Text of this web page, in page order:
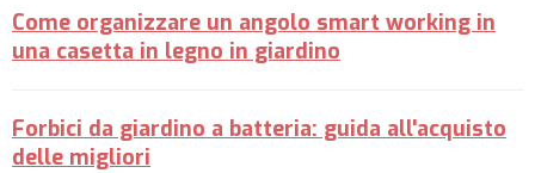
Come organizzare un angolo smart working in
una casetta in legno in giardino
Forbici da giardino a batteria: guida all'acquisto
delle migliori